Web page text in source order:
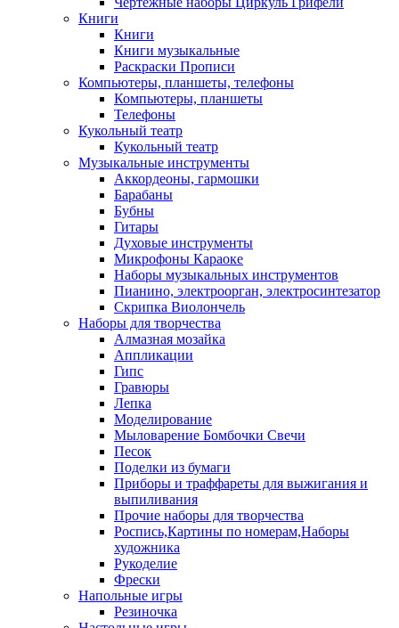
Книги
Книги
Книги музыкальные
Раскраски Прописи
Компьютеры, планшеты, телефоны
Компьютеры, планшеты
Телефоны
Кукольный театр
Кукольный театр
Музыкальные инструменты
Аккордеоны, гармошки
Барабаны
Бубны
Гитары
Духовые инструменты
Микрофоны Караоке
Наборы музыкальных инструментов
Пианино, электроорган, электросинтезатор
Скрипка Виолончель
Наборы для творчества
Алмазная мозайка
Аппликации
Гипс
Гравюры
Лепка
Моделирование
Мыловарение Бомбочки Свечи
Песок
Поделки из бумаги
Приборы и траффареты для выжигания и
выпиливания
Прочие наборы для творчества
Роспись,Картины по номерам,Наборы
художника
Рукоделие
Фрески
Напольные игры
Резиночка